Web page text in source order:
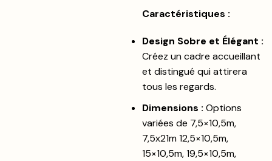
Caractéristiques :
Design Sobre et Élégant :
Créez un cadre accueillant
et distingué qui attirera
tous les regards.
Dimensions : Options
variées de 7,5×10,5m,
7,5x21m 12,5×10,5m,
15×10,5m, 19,5×10,5m,